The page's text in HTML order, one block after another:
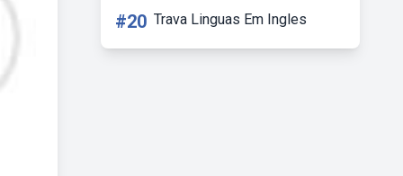
#20 Trava Linguas Em Ingles